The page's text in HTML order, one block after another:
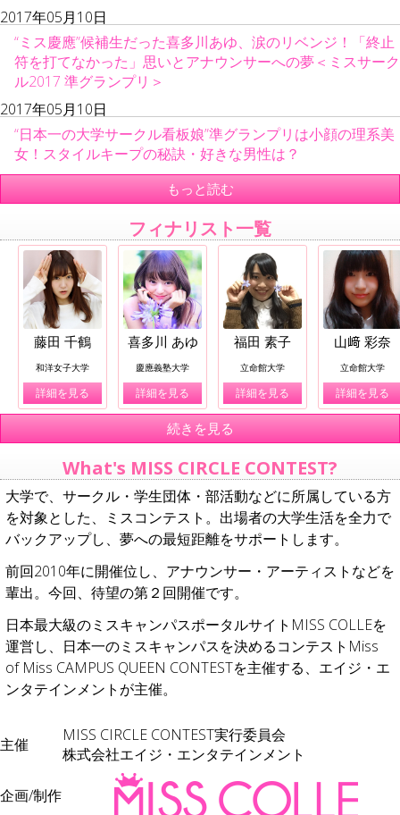
2017年05月10日
“ミス慶應”候補生だった喜多川あゆ、涙のリベンジ！「終止
符を打てなかった」思いとアナウンサーへの夢＜ミスサーク
ル2017 準グランプリ＞
2017年05月10日
“日本一の大学サークル看板娘”準グランプリは小顔の理系美
女！スタイルキープの秘訣・好きな男性は？
もっと読む
フィナリスト一覧
藤田 千鶴
和洋女子大学
詳細を見る
喜多川 あゆ
慶應義塾大学
詳細を見る
福田 素子
立命館大学
詳細を見る
山﨑 彩奈
立命館大学
詳細を見る
続きを見る
What's MISS CIRCLE CONTEST?
大学で、サークル・学生団体・部活動などに所属している方
を対象とした、ミスコンテスト。出場者の大学生活を全力で
バックアップし、夢への最短距離をサポートします。
前回2010年に開催位し、アナウンサー・アーティストなどを
輩出。今回、待望の第２回開催です。
日本最大級のミスキャンパスポータルサイトMISS COLLEを
運営し、日本一のミスキャンパスを決めるコンテストMiss
of Miss CAMPUS QUEEN CONTESTを主催する、エイジ・エ
ンタテインメントが主催。
主催
MISS CIRCLE CONTEST実行委員会
株式会社エイジ・エンタテインメント
企画/制作